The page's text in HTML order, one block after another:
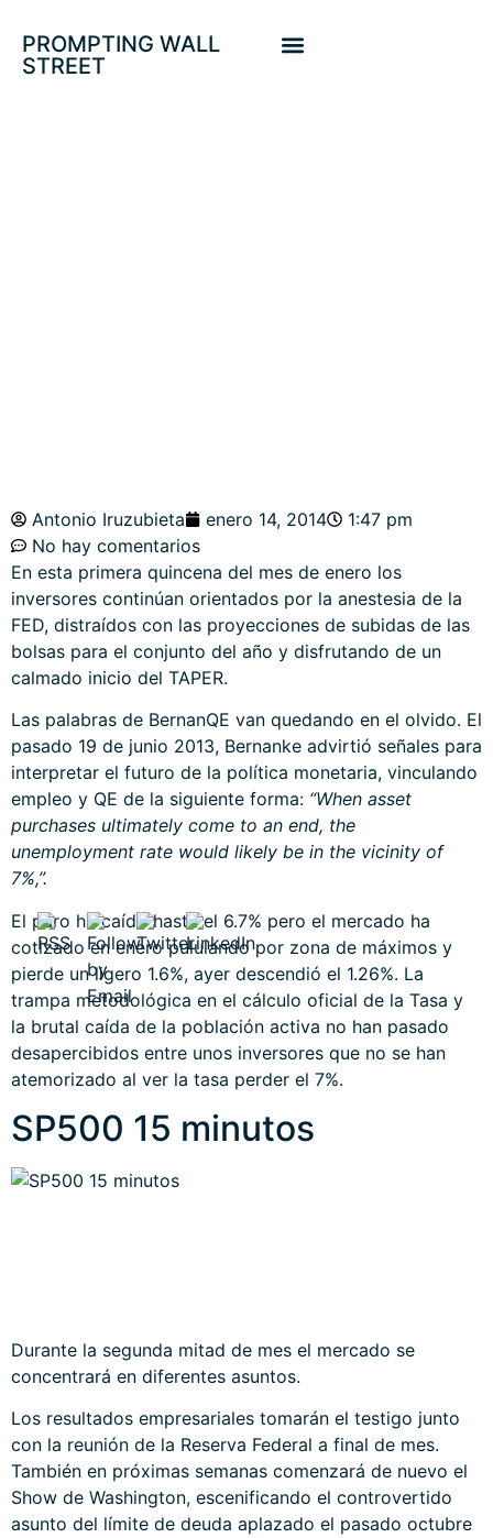
PROMPTING WALL
STREET
Antonio Iruzubieta enero 14, 2014
1:47 pm
No hay comentarios
En esta primera quincena del mes de enero los
inversores continúan orientados por la anestesia de la
FED, distraídos con las proyecciones de subidas de las
bolsas para el conjunto del año y disfrutando de un
calmado inicio del TAPER.
Las palabras de BernanQE van quedando en el olvido. El
pasado 19 de junio 2013, Bernanke advirtió señales para
interpretar el futuro de la política monetaria, vinculando
empleo y QE de la siguiente forma: “When asset
purchases ultimately come to an end, the
unemployment rate would likely be in the vicinity of
7%,”.
El paro ha caído hasta el 6.7% pero el mercado ha
cotizado en enero pululando por zona de máximos y
pierde un ligero 1.6%, ayer descendió el 1.26%. La
trampa metodológica en el cálculo oficial de la Tasa y
la brutal caída de la población activa no han pasado
desapercibidos entre unos inversores que no se han
atemorizado al ver la tasa perder el 7%.
SP500 15 minutos
Durante la segunda mitad de mes el mercado se
concentrará en diferentes asuntos.
Los resultados empresariales tomarán el testigo junto
con la reunión de la Reserva Federal a final de mes.
También en próximas semanas comenzará de nuevo el
Show de Washington, escenificando el controvertido
asunto del límite de deuda aplazado el pasado octubre